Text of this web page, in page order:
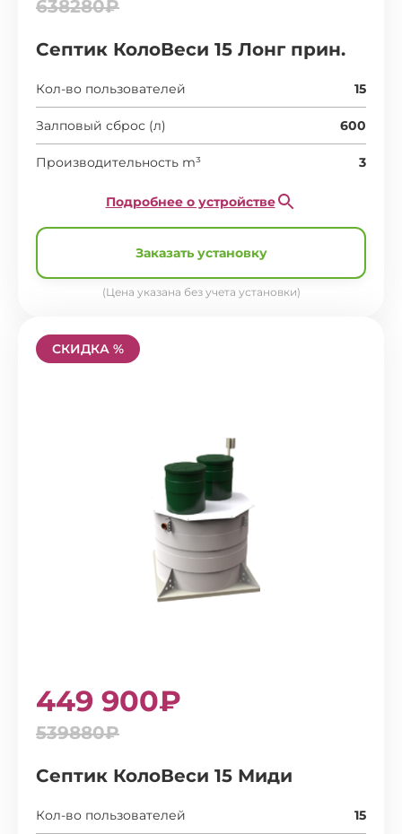
638280₽
Септик КолоВеси 15 Лонг прин.
Кол-во пользователей 15
Залповый сброс (л) 600
Производительность m³ 3
Подробнее о устройстве
Заказать установку
(Цена указана без учета установки)
СКИДКА %
449 900₽
539880₽
Септик КолоВеси 15 Миди
Кол-во пользователей 15